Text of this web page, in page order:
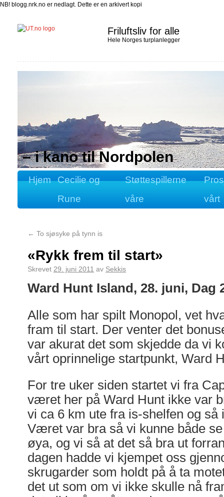
NB! blogg.nrk.no er nedlagt. Dette er en arkivert kopi
Friluftsliv for alle
Hele Norges turplanlegger
– i kano til Nordpolen
Hjem
Cecilie og
Rune
Støttespillerne
våre
vårt
← To sjøsyke på tynn is
«Rykk frem til start»
Skrevet 29. juni 2011 av Sekkis
Ward Hunt Island, 28. juni, Dag
Alle som har spilt Monopol, vet
fram til start. Der venter det
var akurat det som skjedde da vi
vårt oprinnelige startpunkt, Ward
For tre uker siden startet vi fra
været her på Ward Hunt ikke var
vi ca 6 km ute fra is-shelfen og så
Været var bra så vi kunne både
øya, og vi så at det så bra ut
dagen hadde vi kjempet oss
skrugarder som holdt på å ta
det ut som om vi ikke skulle nå